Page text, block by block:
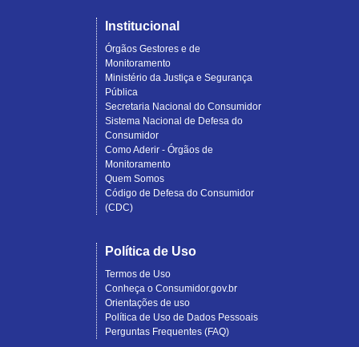
Institucional
Órgãos Gestores e de
Monitoramento
Ministério da Justiça e Segurança
Pública
Secretaria Nacional do Consumidor
Sistema Nacional de Defesa do
Consumidor
Como Aderir - Órgãos de
Monitoramento
Quem Somos
Código de Defesa do Consumidor
(CDC)
Política de Uso
Termos de Uso
Conheça o Consumidor.gov.br
Orientações de uso
Política de Uso de Dados Pessoais
Perguntas Frequentes (FAQ)